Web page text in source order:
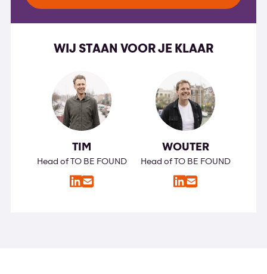
WIJ STAAN VOOR JE KLAAR
TIM
Head of TO BE FOUND
LinkedIn
WOUTER
Head of TO BE FOUND
LinkedIn